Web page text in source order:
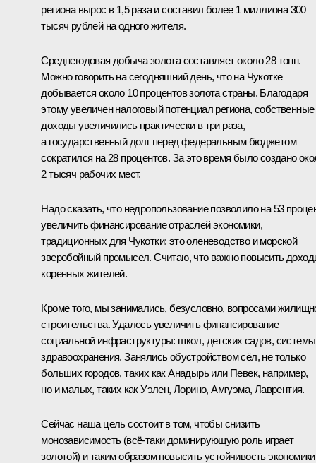
региона вырос в 1,5 раза и составил более 1 миллиона 300
тысяч рублей на одного жителя.
Среднегодовая добыча золота составляет около 28 тонн.
Можно говорить на сегодняшний день, что на Чукотке
добывается около 10 процентов золота страны. Благодаря
этому увеличен налоговый потенциал региона, собственные
доходы увеличились практически в три раза,
а государственный долг перед федеральным бюджетом
сократился на 28 процентов. За это время было создано
2 тысяч рабочих мест.
Надо сказать, что недропользование позволило на 53
увеличить финансирование отраслей экономики,
традиционных для Чукотки: это оленеводство и морской
зверобойный промысел. Считаю, что важно повысить
коренных жителей.
Кроме того, мы занимались, безусловно, вопросами
строительства. Удалось увеличить финансирование
социальной инфраструктуры: школ, детских садов, системы
здравоохранения. Занялись обустройством сёл, не только
больших городов, таких как Анадырь или Певек, например,
но и малых, таких как Уэлен, Лорино, Амгуэма, Лаврентия.
Сейчас наша цель состоит в том, чтобы снизить
монозависимость (всё-таки доминирующую роль играет
золотой) и таким образом повысить устойчивость экономики